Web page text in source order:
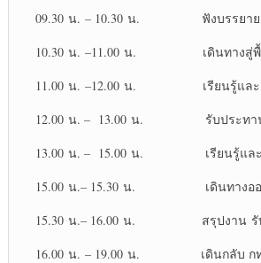
09.30 น. – 10.30 น. ฟังบรรยายเรื่
10.30 น. –11.00 น. เดินทางสู่พื้น
11.00 น. –12.00 น. เรียนรู้และช่ว
12.00 น. – 13.00 น. รับประทานอ
13.00 น. – 15.00 น. เรียนรู้และช่
15.00 น.– 15.30 น. เดินทางออ
15.30 น.– 16.00 น. สรุปงาน รับ
16.00 น. – 19.00 น. เดินกลับ ก